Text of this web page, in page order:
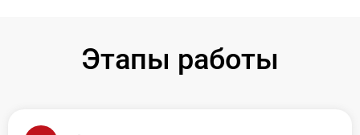
Этапы работы